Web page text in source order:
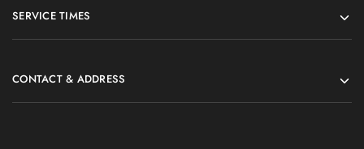
SERVICE TIMES
CONTACT & ADDRESS